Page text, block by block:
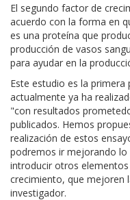
El segundo factor de
acuerdo con la forma en
es una proteína que
producción de vasos
para ayudar en la
Este estudio es la
actualmente ya ha
"con resultados
publicados. Hemos
realización de estos
podremos ir mejorando
introducir otros
crecimiento, que mejoren
investigador.